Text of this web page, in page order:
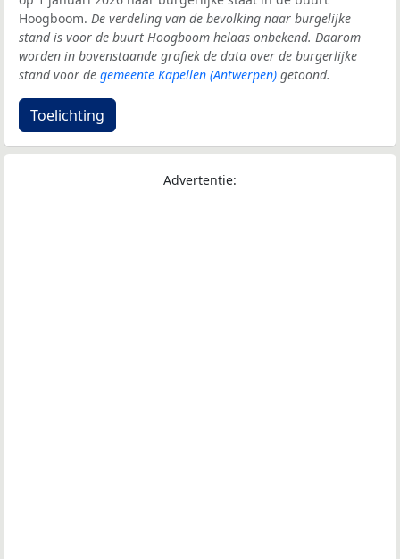
Hoogboom. De verdeling van de bevolking naar burgelijke
stand is voor de buurt Hoogboom helaas onbekend. Daarom
worden in bovenstaande grafiek de data over de burgerlijke
stand voor de gemeente Kapellen (Antwerpen) getoond.
Toelichting
Advertentie: